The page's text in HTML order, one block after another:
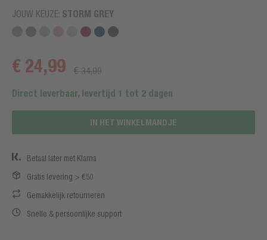
JOUW KEUZE: STORM GREY
€ 24,99 € 34,99
Direct leverbaar, levertijd 1 tot 2 dagen
IN HET WINKELMANDJE
Betaal later met Klarna
Gratis levering > €50
Gemakkelijk retourneren
Snelle & persoonlijke support